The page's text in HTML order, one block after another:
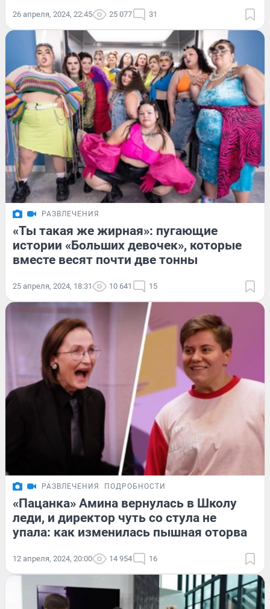
26 апреля, 2024, 22:45 25 077 31
РАЗВЛЕЧЕНИЯ
«Ты такая же жирная»: пугающие
истории «Больших девочек», которые
вместе весят почти две тонны
25 апреля, 2024, 18:31 10 641 15
РАЗВЛЕЧЕНИЯ ПОДРОБНОСТИ
«Пацанка» Амина вернулась в Школу
леди, и директор чуть со стула не
упала: как изменилась пышная оторва
12 апреля, 2024, 20:00 14 954 16